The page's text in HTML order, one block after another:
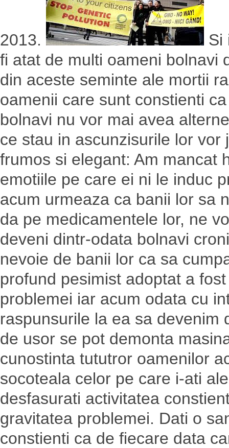
2013.
Si
fi atat de multi oameni bolnavi
din aceste seminte ale mortii
oamenii care sunt constienti
bolnavi nu vor mai avea
ce stau in ascunzisurile lor
frumos si elegant: Am mancat
emotiile pe care ei ni le induc
acum urmeaza ca banii lor sa
da pe medicamentele lor, ne
deveni dintr-odata bolnavi
nevoie de banii lor ca sa
profund pesimist adoptat a
problemei iar acum odata cu
raspunsurile la ea sa devenim
de usor se pot demonta
cunostinta tututror oamenilor
socoteala celor pe care i-ati
desfasurati activitatea
gravitatea problemei. Dati o
constienti ca de fiecare data